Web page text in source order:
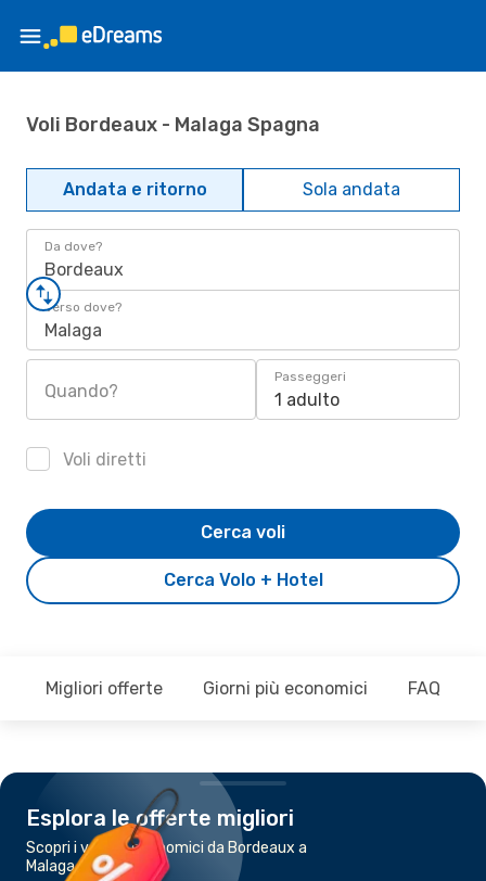
Voli Bordeaux - Malaga Spagna
Andata e ritorno Sola andata
Da dove?
Bordeaux
Verso dove?
Malaga
Quando?
Passeggeri
1 adulto
Voli diretti
Cerca Volo + Hotel
Cerca voli
Migliori offerte Giorni più economici FAQ
Esplora le offerte migliori
Scopri i voli più economici da Bordeaux a
Malaga